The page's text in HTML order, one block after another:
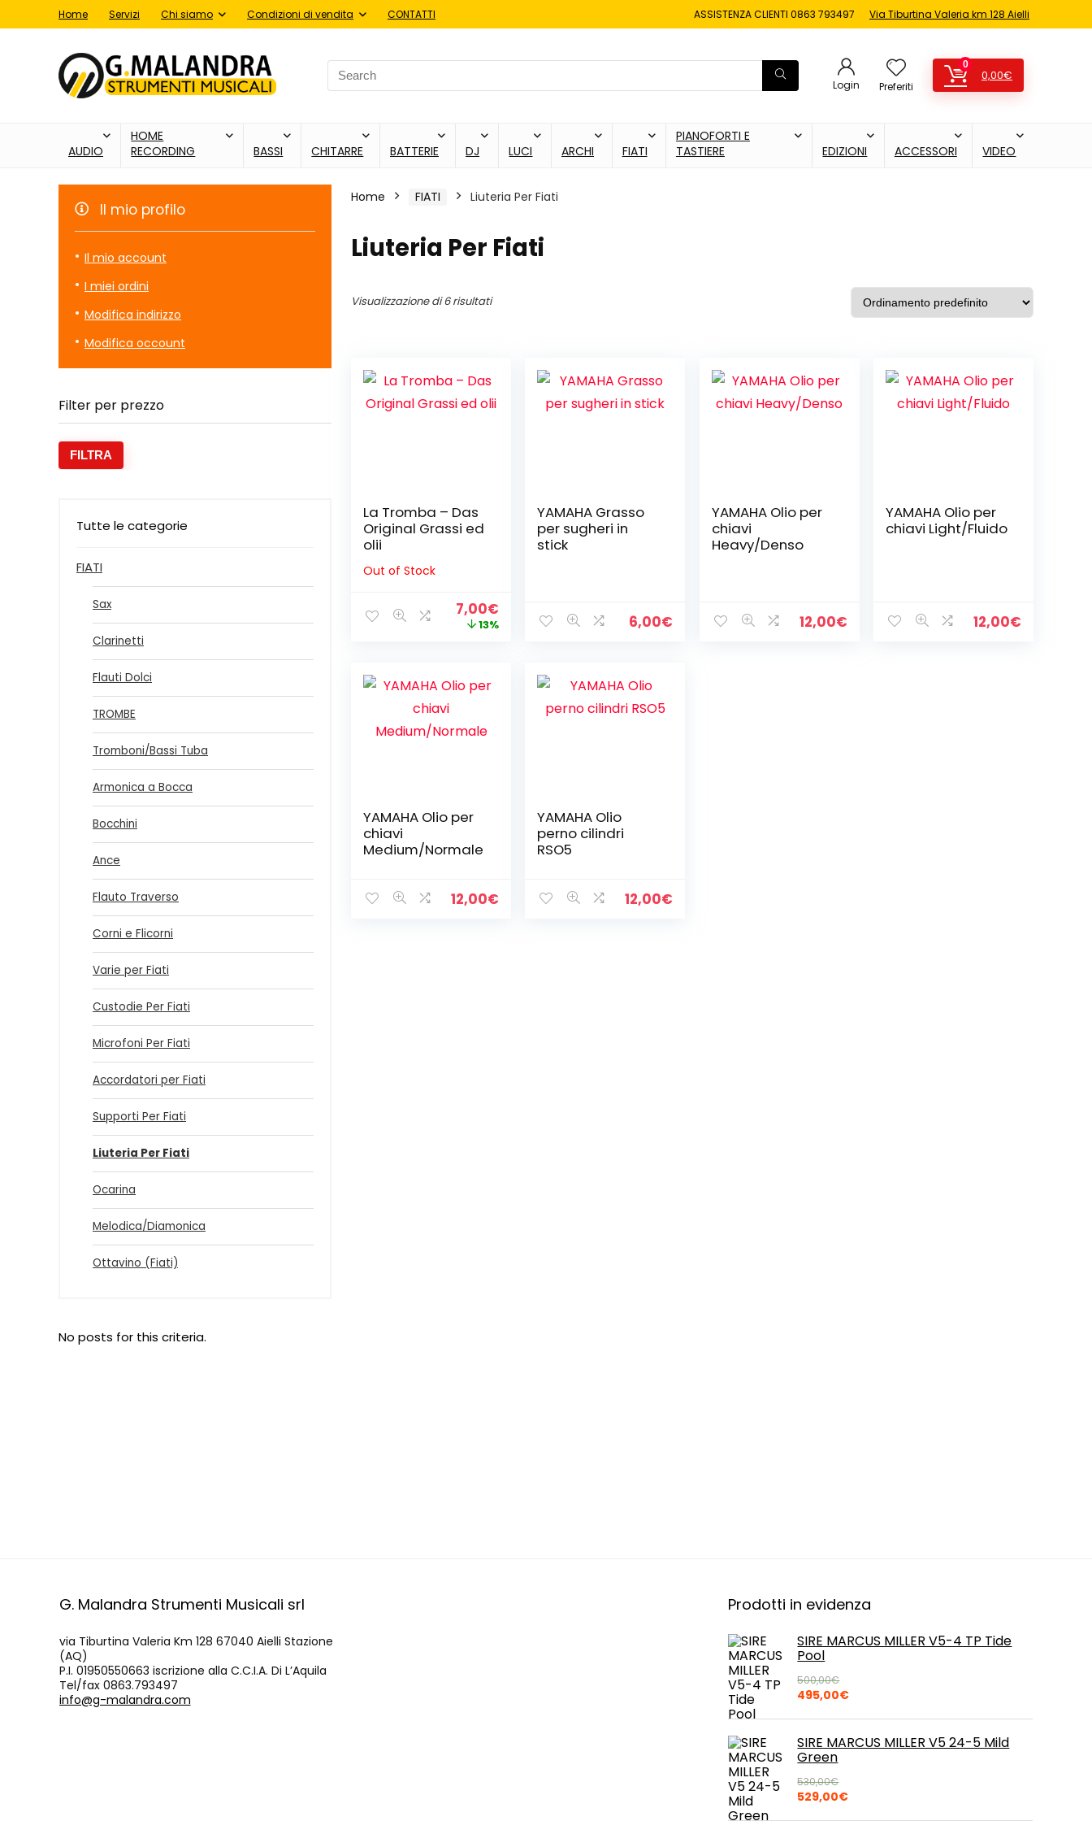
Home Servizi Chi siamo Condizioni di vendita CONTATTI ASSISTENZA CLIENTI 0863 793497 Via Tiburtina Valeria km 128 Aielli
Search
for:
Login Preferiti
0
0,00€
AUDIO
HOME
RECORDING
BASSI CHITARRE BATTERIE DJ LUCI ARCHI FIATI
PIANOFORTI E
TASTIERE
EDIZIONI ACCESSORI VIDEO
Il mio profilo
Il mio account
I miei ordini
Modifica indirizzo
Modifica occount
Filter per prezzo
FILTRA
Tutte le categorie
FIATI
Sax
Clarinetti
Flauti Dolci
TROMBE
Tromboni/Bassi Tuba
Armonica a Bocca
Bocchini
Ance
Flauto Traverso
Corni e Flicorni
Varie per Fiati
Custodie Per Fiati
Microfoni Per Fiati
Accordatori per Fiati
Supporti Per Fiati
Liuteria Per Fiati
Ocarina
Melodica/Diamonica
Ottavino (Fiati)
No posts for this criteria.
Home FIATI Liuteria Per Fiati
Liuteria Per Fiati
Visualizzazione di 6 risultati
La Tromba – Das
Original Grassi ed
olii
Out of Stock
Il
prezzo
7,00€
prezzo
7,00€.
13%
YAMAHA Grasso
per sugheri in
stick
6,00€
YAMAHA Olio per
chiavi
Heavy/Denso
12,00€
YAMAHA Olio per
chiavi Light/Fluido
12,00€
YAMAHA Olio per
chiavi
Medium/Normale
12,00€
YAMAHA Olio
perno cilindri
RSO5
12,00€
G. Malandra Strumenti Musicali srl
via Tiburtina Valeria Km 128 67040 Aielli Stazione
(AQ)
P.I. 01950550663 iscrizione alla C.C.I.A. Di L’Aquila
Tel/fax 0863.793497
info@g-malandra.com
Prodotti in evidenza
SIRE MARCUS MILLER V5-4 TP Tide
Pool
500,00€
Il
originale
era:
500,00€.
495,00€Il
attuale
è:
495,00€.
SIRE MARCUS MILLER V5 24-5 Mild
Green
530,00€
Il
529,00€Il